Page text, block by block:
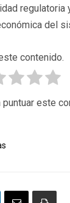
regulatoria
del
contenido.
este